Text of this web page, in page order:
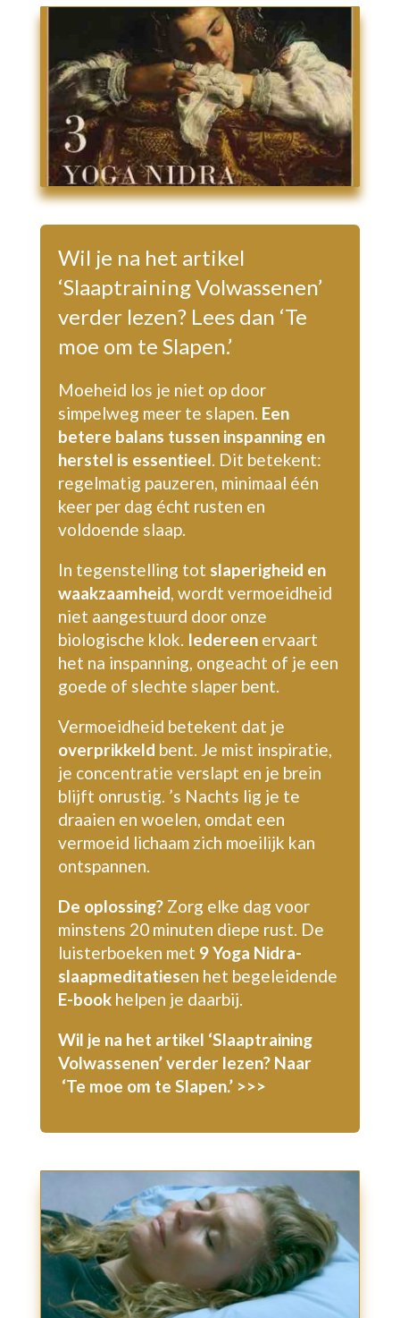
Wil je na het artikel
‘Slaaptraining Volwassenen’
verder lezen? Lees dan ‘Te
moe om te Slapen.’
Moeheid los je niet op door
simpelweg meer te slapen. Een
betere balans tussen inspanning en
herstel is essentieel. Dit betekent:
regelmatig pauzeren, minimaal één
keer per dag écht rusten en
voldoende slaap.
In tegenstelling tot slaperigheid en
waakzaamheid, wordt vermoeidheid
niet aangestuurd door onze
biologische klok. Iedereenervaart
het na inspanning, ongeacht of je een
goede of slechte slaper bent.
Vermoeidheid betekent dat je
overprikkeld bent. Je mist inspiratie,
je concentratie verslapt en je brein
blijft onrustig. ’s Nachts lig je te
draaien en woelen, omdat een
vermoeid lichaam zich moeilijk kan
ontspannen.
De oplossing?Zorg elke dag voor
minstens 20 minuten diepe rust. De
luisterboeken met 9 Yoga Nidra-
slaapmeditatiesen het begeleidende
E-bookhelpen je daarbij.
Wil je na het artikel ‘Slaaptraining
Volwassenen’ verder lezen? Naar
‘Te moe om te Slapen.’ >>>